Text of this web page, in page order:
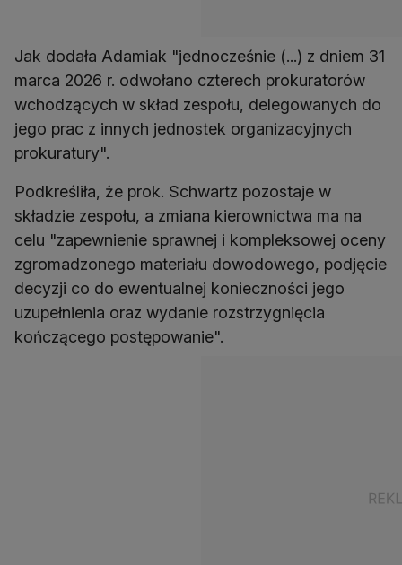
Jak dodała Adamiak "jednocześnie (...) z dniem 31
marca 2026 r. odwołano czterech prokuratorów
wchodzących w skład zespołu, delegowanych do
jego prac z innych jednostek organizacyjnych
prokuratury".
Podkreśliła, że prok. Schwartz pozostaje w
składzie zespołu, a zmiana kierownictwa ma na
celu "zapewnienie sprawnej i kompleksowej oceny
zgromadzonego materiału dowodowego, podjęcie
decyzji co do ewentualnej konieczności jego
uzupełnienia oraz wydanie rozstrzygnięcia
kończącego postępowanie".